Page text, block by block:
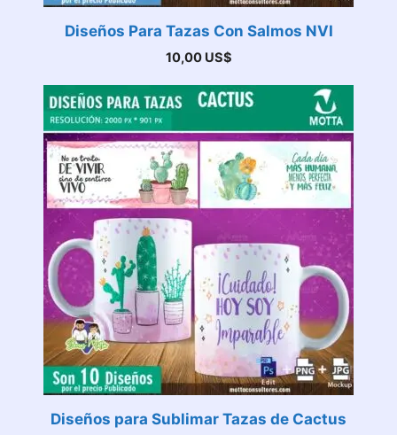
Diseños Para Tazas Con Salmos NVI
10,00 US$
Diseños para Sublimar Tazas de Cactus